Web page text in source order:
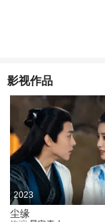
《熟年》开播。
映。
影视作品
2023
尘缘